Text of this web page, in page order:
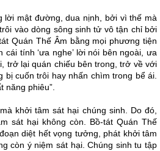
lời mật đường, dua nịnh, bởi vì thế mà
vào dòng sông sinh tử vô tận chỉ bởi
Quán Thế Âm bằng mọi phương tiện
cái tính ‘ưa nghe’ lời nói bên ngoài, ưa
trở lại quán chiếu bên trong, trở về với
bị cuốn trôi hay nhấn chìm trong bể ái.
năng phiêu”.
khởi tâm sát hại chúng sinh. Do đó,
sát hại không còn. Bồ-tát Quán Thế
diệt hết vọng tưởng, phát khởi tâm
còn ý niệm sát hại. Chúng sinh tu tập